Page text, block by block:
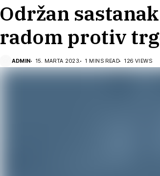
Održan
radom protiv
ADMIN 15. MARTA 2023. 1 MINS READ 126 VIEWS